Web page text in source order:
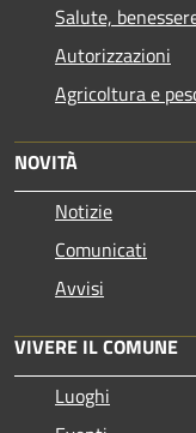
Salute,
Autorizzazioni
Agricoltura e
NOVITÀ
Notizie
Comunicati
Avvisi
VIVERE IL COMUNE
Luoghi